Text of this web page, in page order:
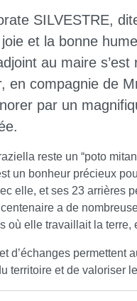
SILVESTRE,
et la bonne
au maire
en compagnie de
par un
reste un “poto
un bonheur précieux
elle, et ses 23 arrières
a de
où elle travaillait la terre,
d’échanges permettent
territoire et de valoriser